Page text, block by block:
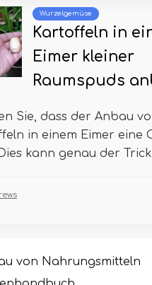
Wurzelgemüse
Kartoffeln in
Eimer kleiner
Raumspuds
Sie, dass der Anbau
in einem Eimer eine
kann genau der
von Nahrungsmitteln